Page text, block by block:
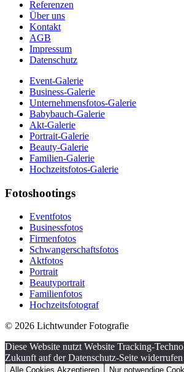
Referenzen
Über uns
Kontakt
AGB
Impressum
Datenschutz
Event-Galerie
Business-Galerie
Unternehmensfotos-Galerie
Babybauch-Galerie
Akt-Galerie
Portrait-Galerie
Beauty-Galerie
Familien-Galerie
Hochzeitsfotos-Galerie
Fotoshootings
Eventfotos
Businessfotos
Firmenfotos
Schwangerschaftsfotos
Aktfotos
Portrait
Beautyportrait
Familienfotos
Hochzeitsfotograf
© 2026 Lichtwunder Fotografie
Diese Website nutzt Website Tracking-
Zukunft auf der Datenschutz-Seite widerrufen
Alle Cookies Akzeptieren Nur notwendige